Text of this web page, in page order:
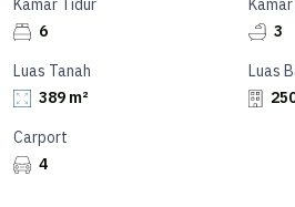
Kamar Tidur
6
3
Luas Tanah
389 m²
Luas
Carport
4